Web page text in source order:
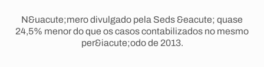
N&uacute;mero divulgado pela Seds &eacute; quase
24,5% menor do que os casos contabilizados no mesmo
per&iacute;odo de 2013.